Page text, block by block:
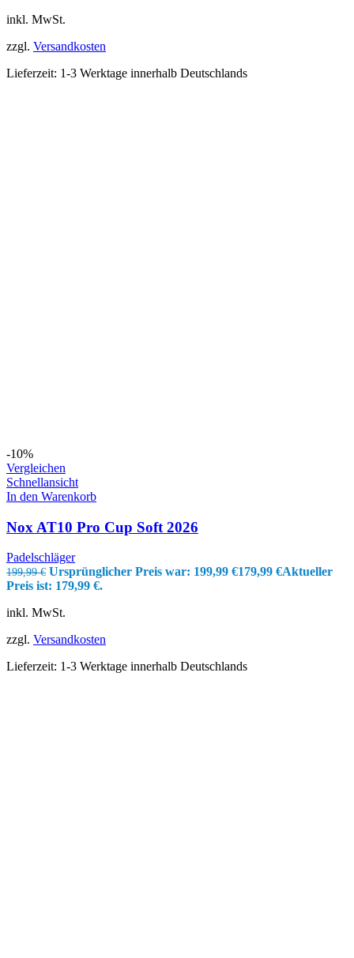
inkl. MwSt.
zzgl. Versandkosten
Lieferzeit: 1-3 Werktage innerhalb Deutschlands
-10%
Vergleichen
Schnellansicht
In den Warenkorb
Nox AT10 Pro Cup Soft 2026
Padelschläger
199,99€ Ursprünglicher Preis war: 199,99 €179,99 €Aktueller
Preis ist: 179,99 €.
inkl. MwSt.
zzgl. Versandkosten
Lieferzeit: 1-3 Werktage innerhalb Deutschlands